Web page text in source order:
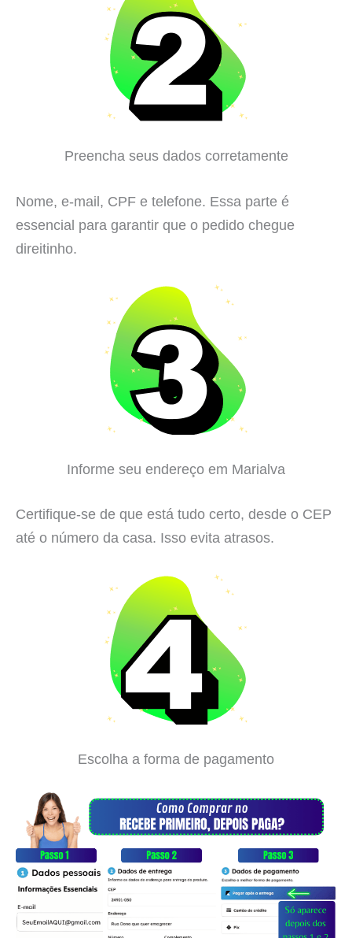
Preencha seus dados corretamente
Nome, e-mail, CPF e telefone. Essa parte é
essencial para garantir que o pedido chegue
direitinho.
Informe seu endereço em Marialva
Certifique-se de que está tudo certo, desde o CEP
até o número da casa. Isso evita atrasos.
Escolha a forma de pagamento